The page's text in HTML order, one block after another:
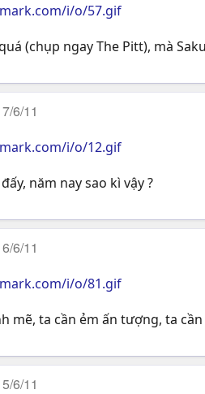
i/o/57.gif
(chụp ngay The Pitt), mà
7/6/11
i/o/12.gif
năm nay sao kì vậy ?
6/6/11
i/o/81.gif
mẽ, ta cần ẻm ấn tượng, ta
5/6/11